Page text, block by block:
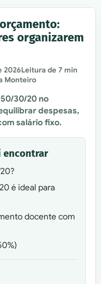
organizarem
2026Leitura de 7 min
Monteiro
30/20 no
despesas,
salário fixo.
encontrar
é ideal para
docente com